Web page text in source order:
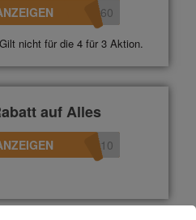
360
nicht für die 4 für 3 Aktion.
auf Alles
n10